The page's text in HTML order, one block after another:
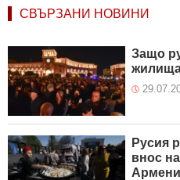
СВЪРЗАНИ НОВИНИ
Защо
Русия
внос